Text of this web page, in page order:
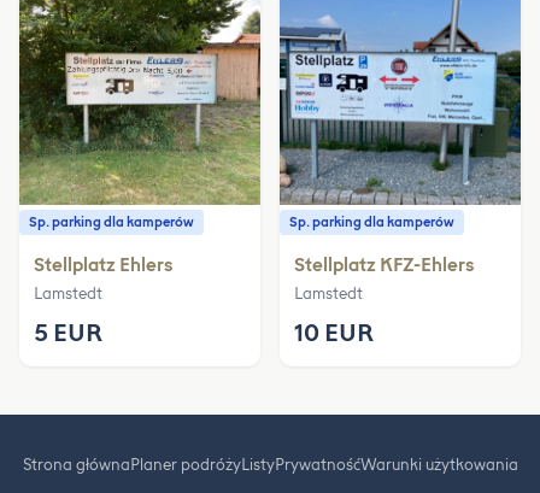
Sp. parking dla kamperów
Stellplatz Ehlers
Lamstedt
5 EUR
Sp. parking dla kamperów
Stellplatz KFZ-Ehlers
Lamstedt
10 EUR
Strona głównaPlaner podróżyListyPrywatnośćWarunki użytkowania